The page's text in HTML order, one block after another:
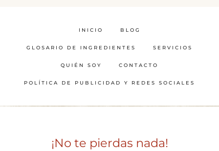
INICIO BLOG
GLOSARIO DE INGREDIENTES SERVICIOS
QUIÉN SOY CONTACTO
POLÍTICA DE PUBLICIDAD Y REDES SOCIALES
¡No te pierdas nada!